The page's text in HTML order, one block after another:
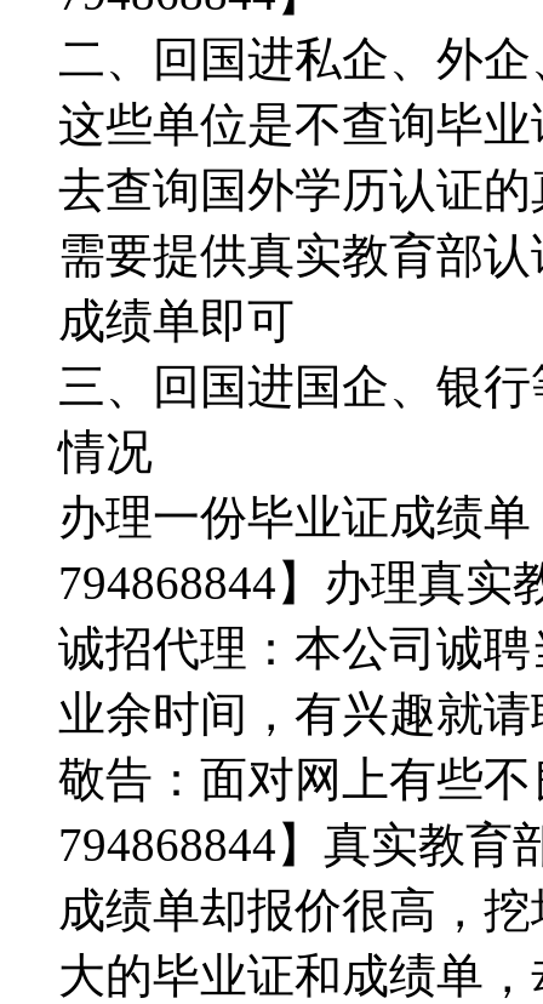
二、回国进私企、外
这些单位是不查询毕
去查询国外学历认证的
需要提供真实教育部
成绩单即可
三、回国进国企、银
情况
办理一份毕业证成绩
794868844】办理真
诚招代理：本公司诚
业余时间，有兴趣就
敬告：面对网上有些
794868844】真实教
成绩单却报价很高，
大的毕业证和成绩单